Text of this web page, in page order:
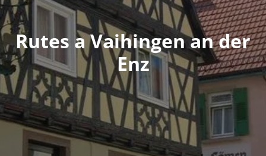
Rutes a Vaihingen an der
Enz